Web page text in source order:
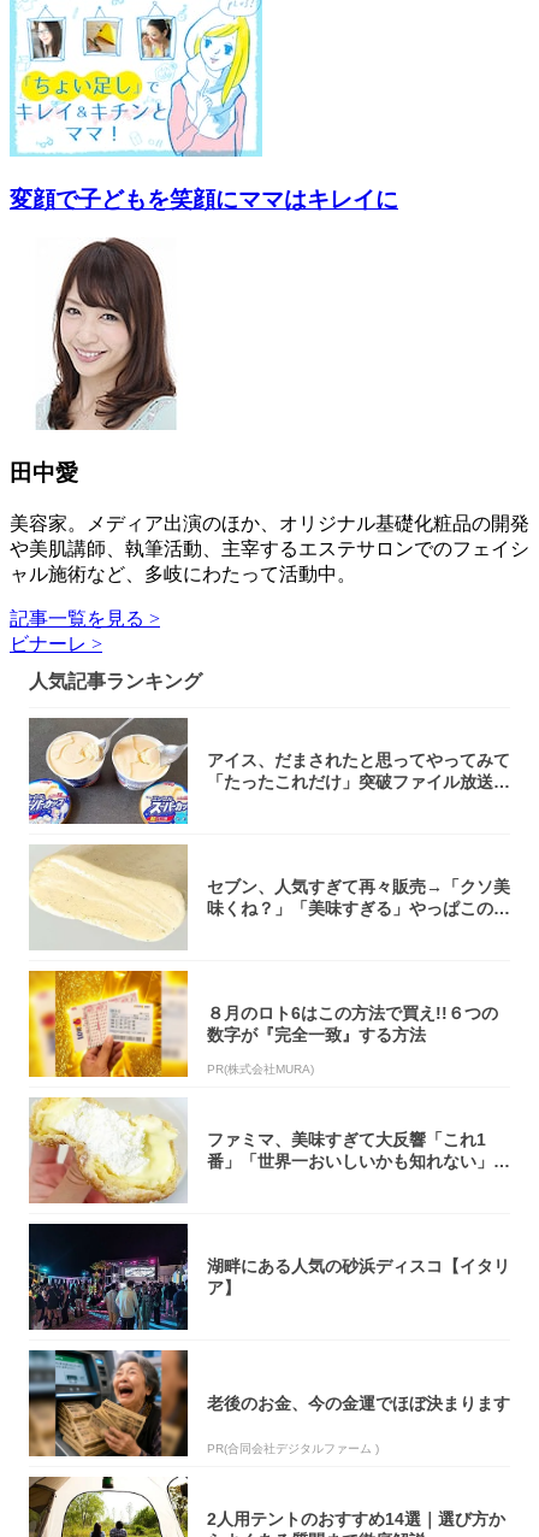
変顔で子どもを笑顔にママはキレイに
田中愛
美容家。メディア出演のほか、オリジナル基礎化粧品の開発
や美肌講師、執筆活動、主宰するエステサロンでのフェイシ
ャル施術など、多岐にわたって活動中。
記事一覧を見る >
ビナーレ >
人気記事ランキング
アイス、だまされたと思ってやってみて
「たったこれだけ」突破ファイル放送で
セブン、人気すぎて再々販売→「クソ美
味くね？」「美味すぎる」やっぱこのク
８月のロト6はこの方法で買え!!６つの
数字が『完全一致』する方法
PR(株式会社MURA)
ファミマ、美味すぎて大反響「これ1
番」「世界一おいしいかも知れない」
湖畔にある人気の砂浜ディスコ【イタリ
ア】
老後のお金、今の金運でほぼ決まります
PR(合同会社デジタルファーム )
2人用テントのおすすめ14選｜選び方か